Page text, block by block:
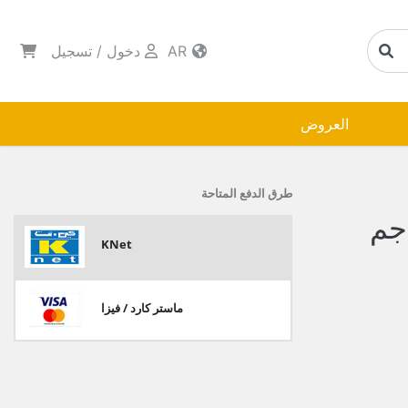
دخول / تسجيل
العروض
طرق الدفع المتاحة
KNet
ماستر كارد / فيزا